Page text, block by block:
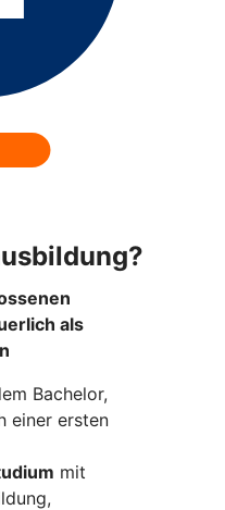
als
Bachelor,
einer ersten
mit